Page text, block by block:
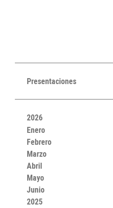
Presentaciones
2026
Enero
Febrero
Marzo
Abril
Mayo
Junio
2025